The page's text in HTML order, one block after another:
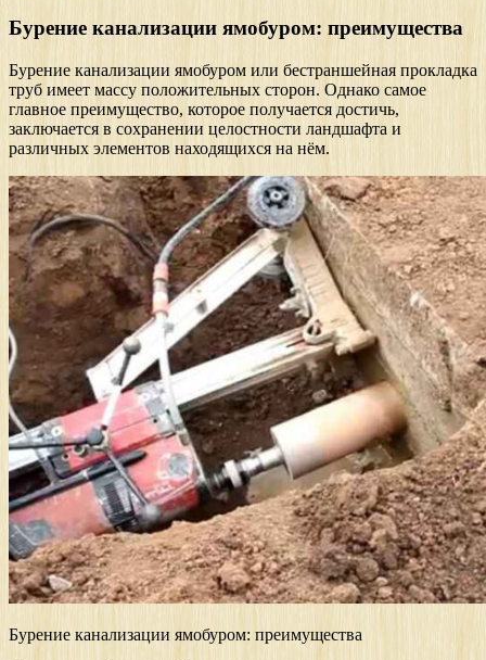
Бурение канализации ямобуром: преимущества
Бурение канализации ямобуром или бестраншейная прокладка
труб имеет массу положительных сторон. Однако самое
главное преимущество, которое получается достичь,
заключается в сохранении целостности ландшафта и
различных элементов находящихся на нём.
Бурение канализации ямобуром: преимущества